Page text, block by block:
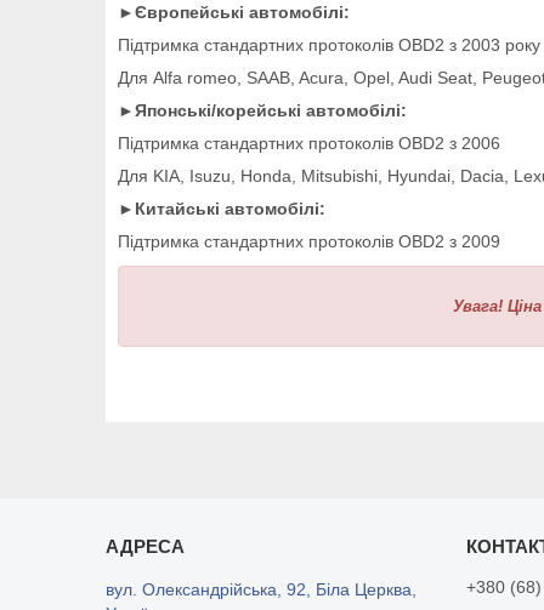
►Європейські автомобілі:
Підтримка стандартних протоколів OBD2 з 2003 року
Для Alfa romeo, SAAB, Acura, Opel, Audi Seat,
►Японські/корейські автомобілі:
Підтримка стандартних протоколів OBD2 з 2006
Для KIA, Isuzu, Honda, Mitsubishi, Hyundai, Dacia,
►Китайські автомобілі:
Підтримка стандартних протоколів OBD2 з 2009
Увага!
вул. Олександрійська, 92, Біла Церква,
+380